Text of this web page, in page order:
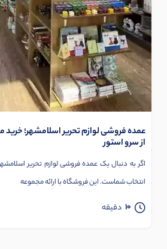
عمده فروشی لوازم تحریر اسلامشهر؛
از سرو استور
اگر به دنبال یک عمده فروشی لوازم تحریر
انتخاب شماست. این فروشگاه با ارائه مجموعه
10 دقیقه